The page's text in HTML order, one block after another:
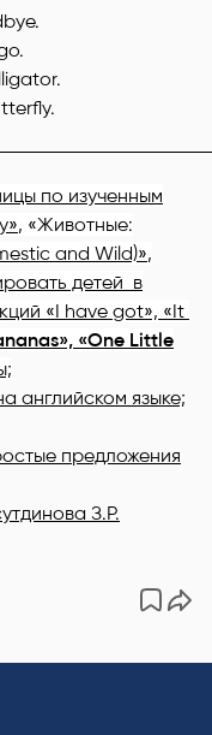
по изученным
, «Животные:
and Wild)»,
детей в
«I have got», «It
«One Little
английском языке;
предложения
З.Р.